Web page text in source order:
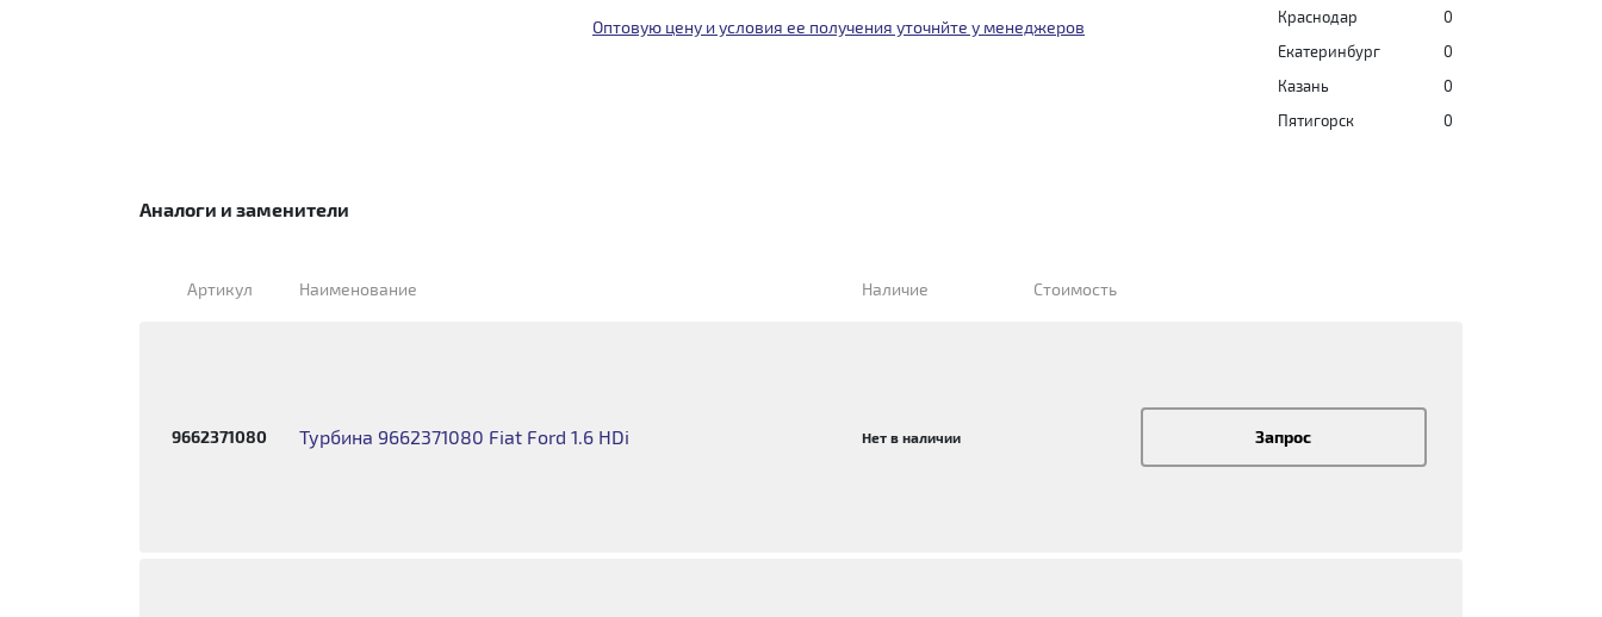
Оптовую цену и условия ее получения уточнйте у менеджеров
Краснодар
0
Екатеринбург
0
Казань
0
Пятигорск
0
Аналоги и заменители
Артикул Наименование Наличие Стоимость
9662371080 Турбина 9662371080 Fiat Ford 1.6 HDi Нет в наличии Запрос